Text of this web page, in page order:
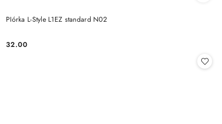
PIórka L-Style L1EZ standard N02
Cena:
32.00